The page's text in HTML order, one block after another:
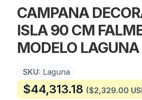
CAMPANA
ISLA 90 CM
MODELO LAGUNA
SKU: Laguna
$44,313.18 ($2,329.00